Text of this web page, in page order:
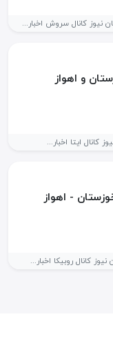
نیوز کانال سروش اخبار...
و اهواز
کانال ایتا اخبار...
- اهواز
کانال روبیکا اخبار...